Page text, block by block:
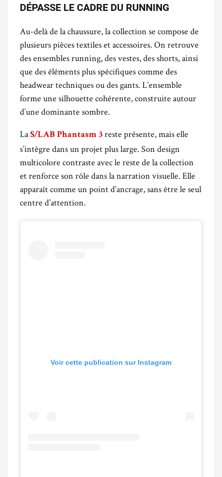
DÉPASSE LE CADRE DU RUNNING
Au-delà de la chaussure, la collection se compose de
plusieurs pièces textiles et accessoires. On retrouve
des ensembles running, des vestes, des shorts, ainsi
que des éléments plus spécifiques comme des
headwear techniques ou des gants. L’ensemble
forme une silhouette cohérente, construite autour
d’une dominante sombre.
LaS/LAB Phantasm 3 reste présente, mais elle
s’intègre dans un projet plus large. Son design
multicolore contraste avec le reste de la collection
et renforce son rôle dans la narration visuelle. Elle
apparaît comme un point d’ancrage, sans être le seul
centre d’attention.
Voir cette publication sur Instagram